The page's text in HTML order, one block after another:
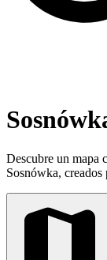
Descubre un mapa
Sosnówka,